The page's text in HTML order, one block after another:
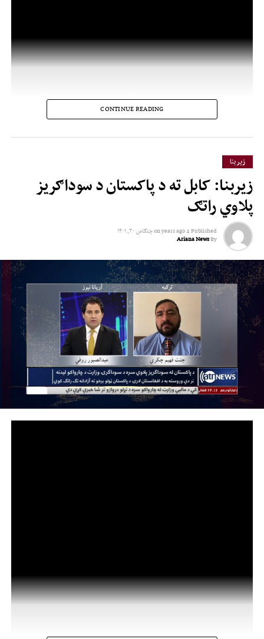
CONTINUE READING
زیر بنا
زیربنا: کابل ته د پاکستان د سوداګریز
پلاوي راتګ
Published
4 years ago
onچنګاښ ۳۰, ۱۴۰۱
By
Ariana News